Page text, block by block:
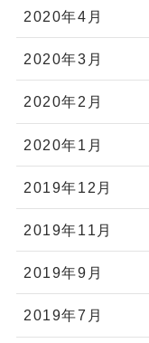
2020年4月
2020年3月
2020年2月
2020年1月
2019年12月
2019年11月
2019年9月
2019年7月